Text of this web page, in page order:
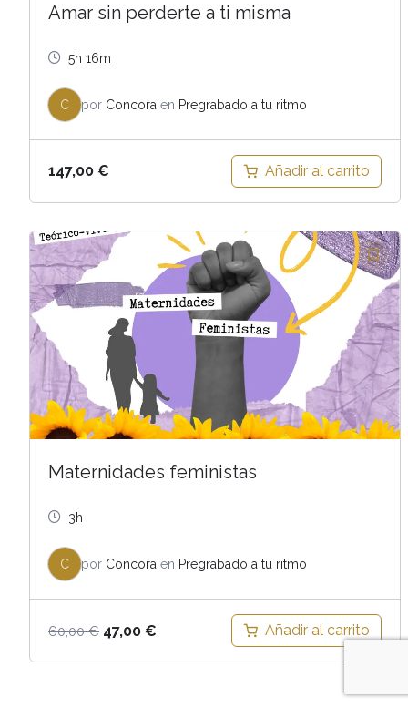
Amar sin perderte a ti misma
5h 16m
C por Concora en Pregrabado a tu ritmo
147,00 € Añadir al carrito
Maternidades feministas
3h
C por Concora en Pregrabado a tu ritmo
60,00€ El
47,00 € Añadir al carrito